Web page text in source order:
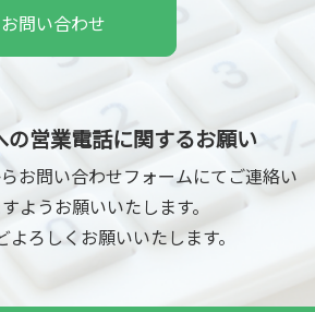
お問い合わせ
営業電話に関するお願い
お問い合わせフォームにてご連絡い
ようお願いいたします。
よろしくお願いいたします。